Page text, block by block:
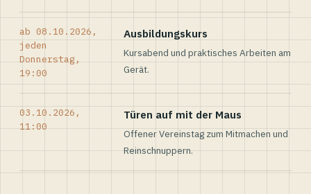
ab 08.10.2026,
jeden
Donnerstag,
19:00
Ausbildungskurs
Kursabend und praktisches Arbeiten am
Gerät.
03.10.2026,
11:00
Türen auf mit der Maus
Offener Vereinstag zum Mitmachen und
Reinschnuppern.